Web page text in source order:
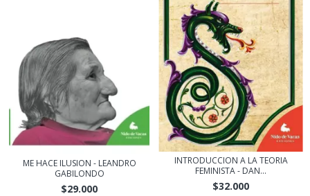
ME HACE ILUSION - LEANDRO
GABILONDO
$29.000
INTRODUCCION A LA TEORIA
FEMINISTA - DAN...
$32.000